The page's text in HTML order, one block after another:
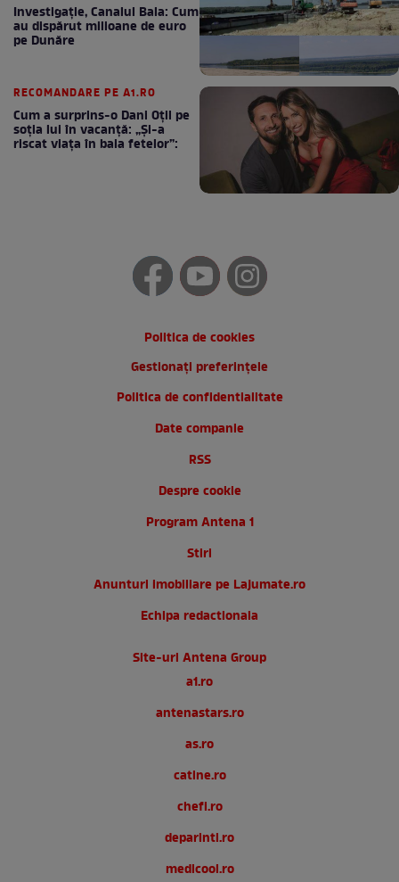
Investigație, Canalul Bala: Cum
au dispărut milioane de euro
pe Dunăre
RECOMANDARE PE A1.RO
Cum a surprins-o Dani Oțil pe
soția lui în vacanță: „Și-a
riscat viața în baia fetelor”:
Politica de cookies
Gestionați preferințele
Politica de confidentialitate
Date companie
RSS
Despre cookie
Program Antena 1
Stiri
Anunturi imobiliare pe Lajumate.ro
Echipa redactionala
Site-uri Antena Group
a1.ro
antenastars.ro
as.ro
catine.ro
chefi.ro
deparinti.ro
medicool.ro